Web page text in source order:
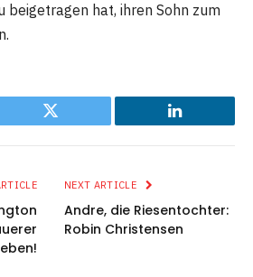
beigetragen hat, ihren Sohn zum
Twitter LinkedIn
NEXT ARTICLE
Andre, die Riesentochter:
Robin Christensen